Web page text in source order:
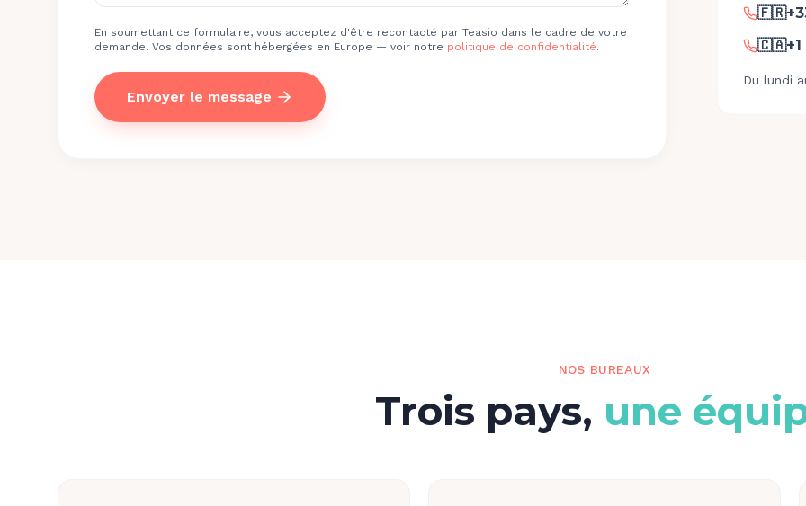
En soumettant ce formulaire, vous acceptez d'être recontacté par Teasio dans le cadre de votre
demande. Vos données sont hébergées en Europe — voir notre politique de confidentialité.
Envoyer le message
🇫🇷
🇨🇦
Du lundi
NOS BUREAUX
Trois pays, une